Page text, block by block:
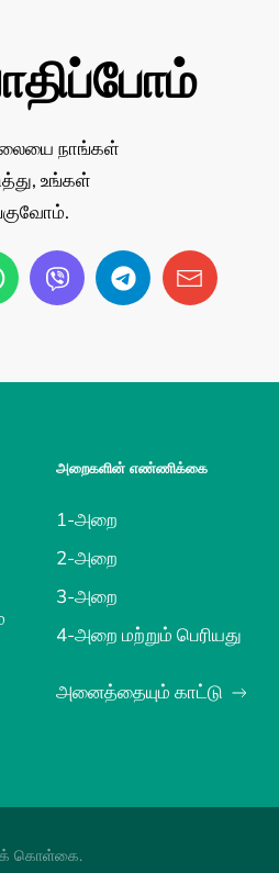
நாங்கள்
உங்கள்
அறைகளின் எண்ணிக்கை
1-அறை
2-அறை
3-அறை
4-அறை மற்றும் பெரியது
அனைத்தையும் காட்டு
கொள்கை.